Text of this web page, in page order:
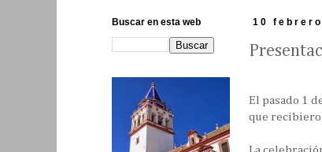
10
El pasado 1
que
Buscar en esta web